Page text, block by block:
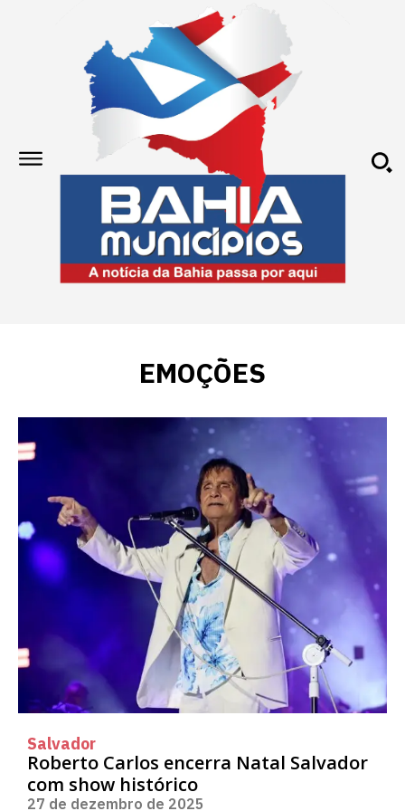
EMOÇÕES
Salvador
Roberto Carlos encerra Natal Salvador
com show histórico
27 de dezembro de 2025